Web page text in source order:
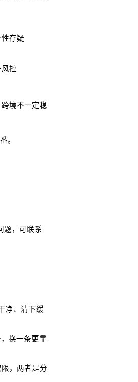
存疑
控
境不一定稳
。
题，可联系
净、清下缓
换一条更靠
，两者是分